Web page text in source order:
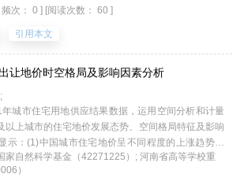
源于耕地转用，形成了以长三角、长江中游、成渝
，但受开发适宜度以及东部虹吸效应的影响，建设用
呈现出东高西低的空间失衡特征；(3)建设用地扩张
直接导致长江经济带生态用地和生态系统服务价值
合生态效应指数，开展二维“扩张-生态”分类，识别
态型、强压退化型与弱压敏感型四类主导类型。长江
生态环境造成了显著的干扰，亟需构建区域发展与生
，优化国土空间开发格局，统筹生态安全与高质量发
频次： 0 ] [阅读次数： 60 ]
引用本文
让地价时空格局及影响因素分析
城市住宅用地供应结果数据，运用空间分析和计量
以上城市的住宅地价发展态势、空间格局特征及影响
示：(1)中国城市住宅地价呈不同程度的上涨趋势，
拉大，且表现出明显的阶段性变化特征；(2)中国城
空间分异和空间集聚特征，城市住宅地价东部高于西
家自然科学基金（42271225）; 河南省高等学校重
）